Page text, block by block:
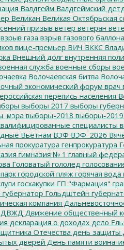
Валдгейм Валдгеймский
Великан Великая Октябрьская
призыв ветер ветеран
взрыв газа взрыв газового баллона
вице-премьер ВИЧ ВККС
Внешний долг внутренняя
служба военные сборы
Волочаевская битва
экономический форум врач
перепись населения
выборы 2017 выборы
выборы-2018 выборы-2019
специалисты
Вьетнам ВЭФ ВЭФ_2026
прокуратура генпрокуратура
гимназия № 1 главный
Головатый гололед
городской пляж горячая вода
госхакупки ГП "Фармация"
губернатор Гольдштейн
компания
ДВЖД Движение общественный
декларация о доходах дело
Отечества день защиты
дверей День памяти воина-